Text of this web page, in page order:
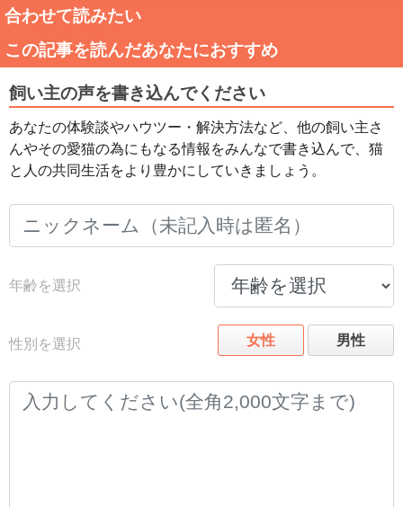
合わせて読みたい
この記事を読んだあなたにおすすめ
飼い主の声を書き込んでください
あなたの体験談やハウツー・解決方法など、他の飼い主さ
んやその愛猫の為にもなる情報をみんなで書き込んで、猫
と人の共同生活をより豊かにしていきましょう。
年齢を選択
性別を選択 女性 男性